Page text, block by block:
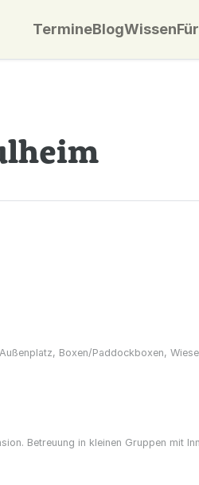
TermineBlogWissen
Boxen/Paddockboxen,
Betreuung in kleinen Gruppen mit